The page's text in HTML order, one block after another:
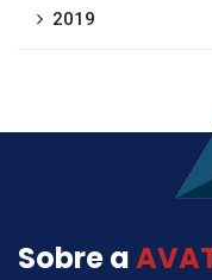
2019
Sobre a